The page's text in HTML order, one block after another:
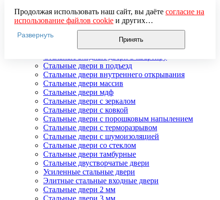
Недорогие стальные двери
Распродажа стальных дверей
Стальная дверь в дом
Стальная дверь на дачу
Стальные взломостойкие двери
Стальные двери в подъезд
Стальные двери внутреннего открывания
Стальные двери массив
Стальные двери мдф
Стальные двери с зеркалом
Стальные двери с ковкой
Стальные двери с порошковым напылением
Стальные двери с терморазрывом
Стальные двери с шумоизоляцией
Стальные двери со стеклом
Стальные двери тамбурные
Стальные двустворчатые двери
Усиленные стальные двери
Элитные стальные входные двери
Стальные двери 2 мм
Стальные двери 3 мм
Продолжая использовать наш сайт, вы даёте согласие на
использование файлов cookieи других
пользовательских данных (включая IP-адрес, сведения о
местоположении, устройстве, действиях на сайте и т. п.)
для функционирования сайта, проведения
использования систем аналитики (например,
Яндекс.Метрика), в соответствии с нашейПолитикой
обработки персональных данных.
Если вы не хотите, чтобы ваши данные обрабатывались,
настройте ограничения в браузере или покиньте сайт.
Развернуть
Принять